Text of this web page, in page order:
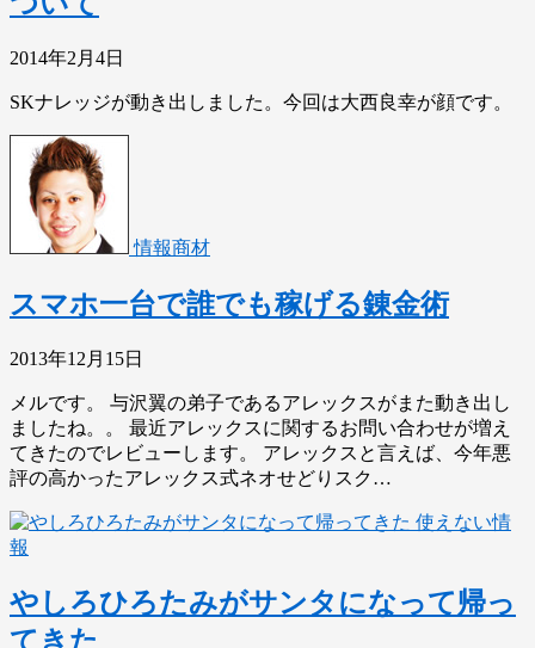
2014年2月4日
SKナレッジが動き出しました。今回は大西良幸が顔です。
情報商材
スマホ一台で誰でも稼げる錬金術
2013年12月15日
メルです。 与沢翼の弟子であるアレックスがまた動き出し
ましたね。。 最近アレックスに関するお問い合わせが増え
てきたのでレビューします。 アレックスと言えば、今年悪
評の高かったアレックス式ネオせどりスク…
使えない情
報
やしろひろたみがサンタになって帰っ
てきた